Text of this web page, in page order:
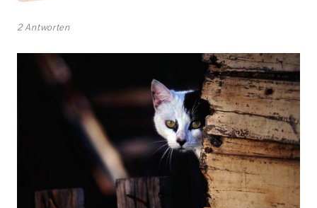
2 Antworten